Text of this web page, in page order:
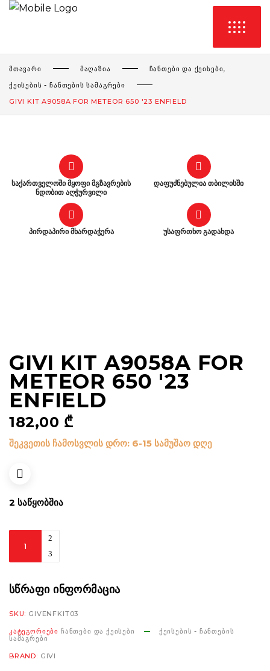
ᲛᲗᲐᲕᲐᲠᲘ ᲛᲐᲦᲐᲖᲘᲐ ᲩᲐᲜᲗᲔᲑᲘ ᲓᲐ ᲥᲔᲘᲡᲔᲑᲘ,
ᲥᲔᲘᲡᲔᲑᲘᲡ - ᲩᲐᲜᲗᲔᲑᲘᲡ ᲡᲐᲛᲐᲒᲠᲔᲑᲘ
GIVI KIT A9058A FOR METEOR 650 '23 ENFIELD
საქართველოში მყოფი მგზავრების
ნდობით აღჭურვილი
დაფუძნებულია თბილისში
პირდაპირი მხარდაჭერა უსაფრთხო გადახდა
GIVI KIT A9058A FOR
METEOR 650 '23
ENFIELD
182,00 ₾
შეკვეთის ჩამოსვლის დრო: 6-15 სამუშაო დღე
2 ᲡᲐᲬᲧᲝᲑᲨᲘᲐ
for
650
'23
Enfield
ᲡᲬᲠᲐᲤᲘ ᲘᲜᲤᲝᲠᲛᲐᲪᲘᲐ
SKU: GIVENFKIT03
ᲙᲐᲢᲔᲒᲝᲠᲘᲔᲑᲘ ᲩᲐᲜᲗᲔᲑᲘ ᲓᲐ ᲥᲔᲘᲡᲔᲑᲘ
ᲥᲔᲘᲡᲔᲑᲘᲡ - ᲩᲐᲜᲗᲔᲑᲘᲡ
ᲡᲐᲛᲐᲒᲠᲔᲑᲘ
BRAND: GIVI